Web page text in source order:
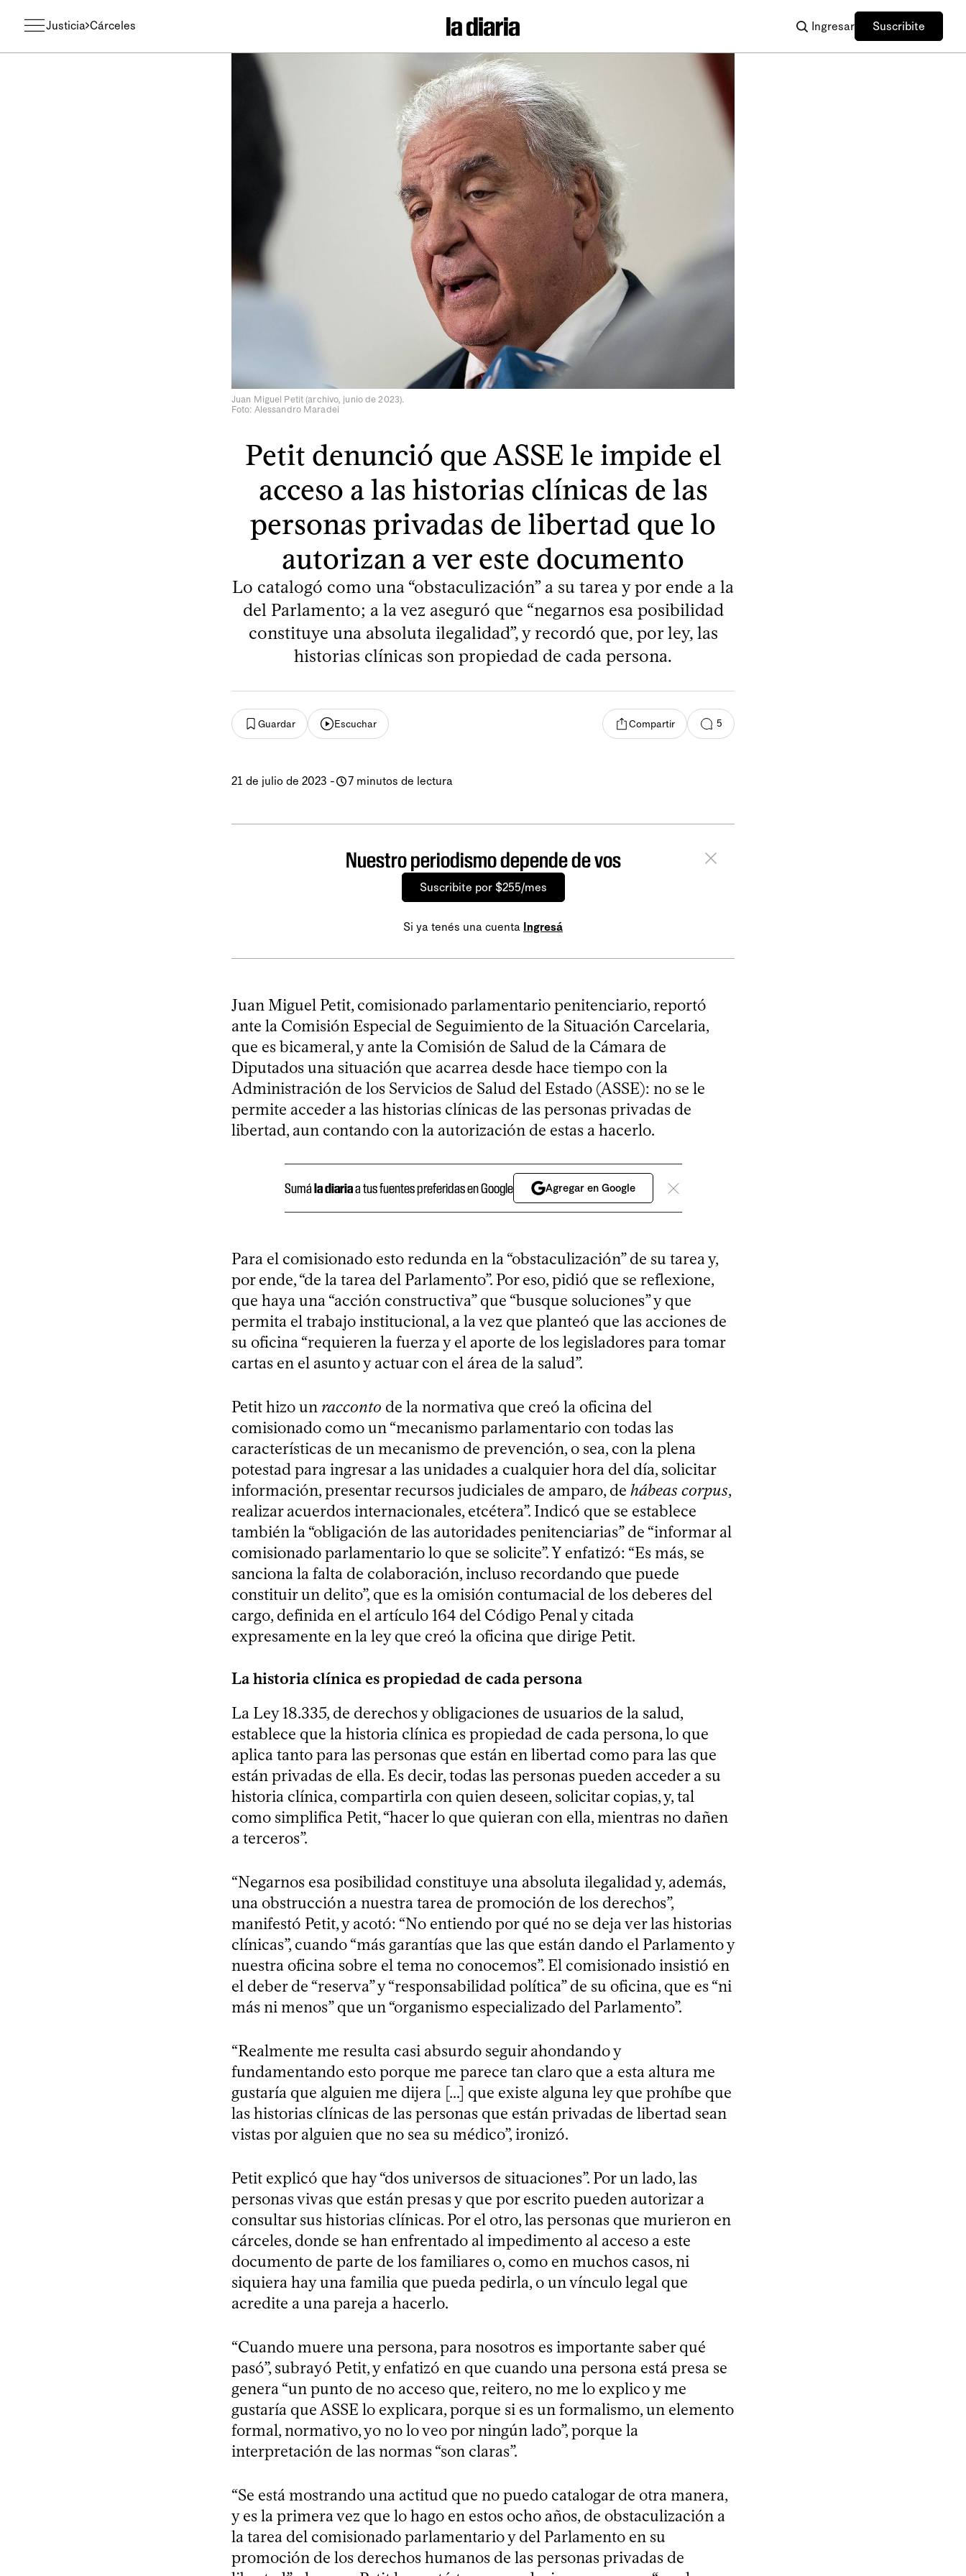
Justicia Cárceles Ingresar Suscribite
Juan Miguel Petit (archivo, junio de 2023).
Foto: Alessandro Maradei
Petit denunció que ASSE le impide el
acceso a las historias clínicas de las
personas privadas de libertad que lo
autorizan a ver este documento
Lo catalogó como una “obstaculización” a su tarea y por ende a la
del Parlamento; a la vez aseguró que “negarnos esa posibilidad
constituye una absoluta ilegalidad”, y recordó que, por ley, las
historias clínicas son propiedad de cada persona.
Guardar Escuchar Compartir 5
21 de julio de 2023 - 7 minutos de lectura
Nuestro periodismo depende de vos
Suscribite por $255/mes
Si ya tenés una cuenta Ingresá
Juan Miguel Petit, comisionado parlamentario penitenciario, reportó
ante la Comisión Especial de Seguimiento de la Situación Carcelaria,
que es bicameral, y ante la Comisión de Salud de la Cámara de
Diputados una situación que acarrea desde hace tiempo con la
Administración de los Servicios de Salud del Estado (ASSE): no se le
permite acceder a las historias clínicas de las personas privadas de
libertad, aun contando con la autorización de estas a hacerlo.
Sumála diariaa tus fuentes preferidas en Google Agregar en Google
Para el comisionado esto redunda en la “obstaculización” de su tarea y,
por ende, “de la tarea del Parlamento”. Por eso, pidió que se reflexione,
que haya una “acción constructiva” que “busque soluciones” y que
permita el trabajo institucional, a la vez que planteó que las acciones de
su oficina “requieren la fuerza y el aporte de los legisladores para tomar
cartas en el asunto y actuar con el área de la salud”.
Petit hizo unracconto de la normativa que creó la oficina del
comisionado como un “mecanismo parlamentario con todas las
características de un mecanismo de prevención, o sea, con la plena
potestad para ingresar a las unidades a cualquier hora del día, solicitar
información, presentar recursos judiciales de amparo, de hábeas corpus,
realizar acuerdos internacionales, etcétera”. Indicó que se establece
también la “obligación de las autoridades penitenciarias” de “informar al
comisionado parlamentario lo que se solicite”. Y enfatizó: “Es más, se
sanciona la falta de colaboración, incluso recordando que puede
constituir un delito”, que es la omisión contumacial de los deberes del
cargo, definida en el artículo 164 del Código Penal y citada
expresamente en la ley que creó la oficina que dirige Petit.
La historia clínica es propiedad de cada persona
La Ley 18.335, de derechos y obligaciones de usuarios de la salud,
establece que la historia clínica es propiedad de cada persona, lo que
aplica tanto para las personas que están en libertad como para las que
están privadas de ella. Es decir, todas las personas pueden acceder a su
historia clínica, compartirla con quien deseen, solicitar copias, y, tal
como simplifica Petit, “hacer lo que quieran con ella, mientras no dañen
a terceros”.
“Negarnos esa posibilidad constituye una absoluta ilegalidad y, además,
una obstrucción a nuestra tarea de promoción de los derechos”,
manifestó Petit, y acotó: “No entiendo por qué no se deja ver las historias
clínicas”, cuando “más garantías que las que están dando el Parlamento y
nuestra oficina sobre el tema no conocemos”. El comisionado insistió en
el deber de “reserva” y “responsabilidad política” de su oficina, que es “ni
más ni menos” que un “organismo especializado del Parlamento”.
“Realmente me resulta casi absurdo seguir ahondando y
fundamentando esto porque me parece tan claro que a esta altura me
gustaría que alguien me dijera [...] que existe alguna ley que prohíbe que
las historias clínicas de las personas que están privadas de libertad sean
vistas por alguien que no sea su médico”, ironizó.
Petit explicó que hay “dos universos de situaciones”. Por un lado, las
personas vivas que están presas y que por escrito pueden autorizar a
consultar sus historias clínicas. Por el otro, las personas que murieron en
cárceles, donde se han enfrentado al impedimento al acceso a este
documento de parte de los familiares o, como en muchos casos, ni
siquiera hay una familia que pueda pedirla, o un vínculo legal que
acredite a una pareja a hacerlo.
“Cuando muere una persona, para nosotros es importante saber qué
pasó”, subrayó Petit, y enfatizó en que cuando una persona está presa se
genera “un punto de no acceso que, reitero, no me lo explico y me
gustaría que ASSE lo explicara, porque si es un formalismo, un elemento
formal, normativo, yo no lo veo por ningún lado”, porque la
interpretación de las normas “son claras”.
“Se está mostrando una actitud que no puedo catalogar de otra manera,
y es la primera vez que lo hago en estos ocho años, de obstaculización a
la tarea del comisionado parlamentario y del Parlamento en su
promoción de los derechos humanos de las personas privadas de